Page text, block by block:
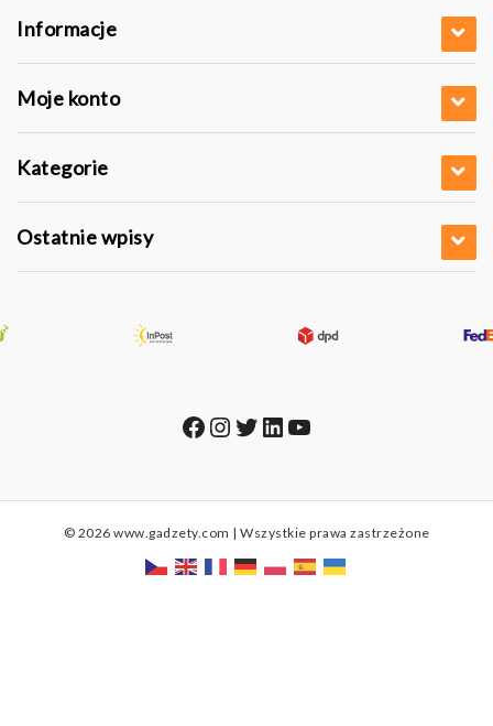
Informacje
Moje konto
Kategorie
Ostatnie wpisy
Facebook
Instagram
Twitter
LinkedIn
YouTube
© 2026 www.gadzety.com | Wszystkie prawa zastrzeżone